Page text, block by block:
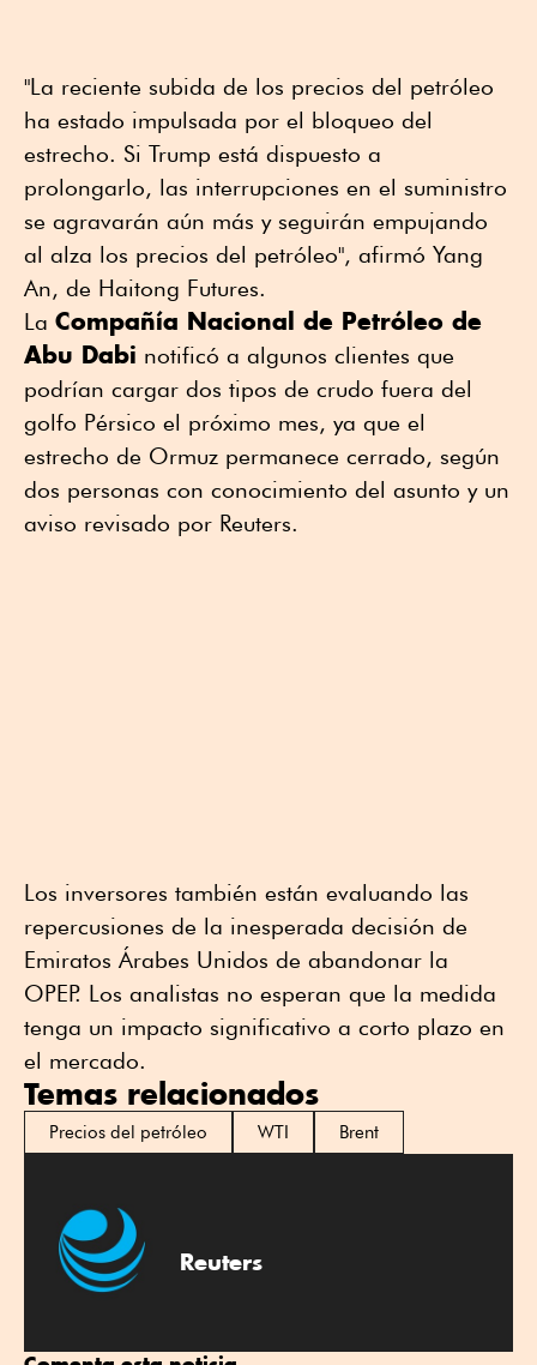
"La reciente subida de los precios ⁠del petróleo
ha estado impulsada por el ⁠bloqueo del
estrecho. Si Trump está dispuesto a
prolongarlo, las interrupciones en el suministro
se agravarán aún ⁠más y seguirán empujando
al alza los precios del petróleo", afirmó Yang
An, de Haitong Futures.
La Compañía Nacional de Petróleo de
Abu Dabi notificó a algunos clientes que
podrían cargar dos tipos de crudo fuera del
golfo Pérsico el próximo mes, ya que el
estrecho de Ormuz permanece cerrado, según
dos personas con conocimiento del asunto y un
aviso revisado por Reuters.
Los inversores también están evaluando las
repercusiones de la inesperada decisión de
Emiratos Árabes Unidos ⁠de abandonar la
OPEP. Los analistas no esperan que la medida
tenga un impacto significativo a corto plazo en
el mercado.
Temas relacionados
Precios del petróleo WTI Brent
Reuters